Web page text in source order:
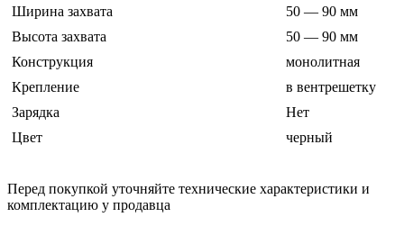
Ширина захвата
50 — 90 мм
Высота захвата
50 — 90 мм
Конструкция
монолитная
Крепление
в вентрешетку
Зарядка
Нет
Цвет
черный
Перед покупкой уточняйте технические характеристики и
комплектацию у продавца